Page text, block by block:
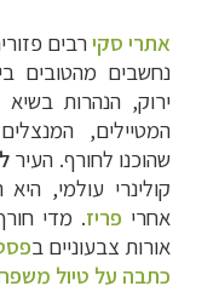
אתרי סקירבים
נחשבים מהטובים
ירוק, הנהרות
המטיילים,
שהוכנו לחורף. העיר
קולינרי עולמי,
אחרי פריז. מדי
אורות צבעוניים ב
כתבה על טיול